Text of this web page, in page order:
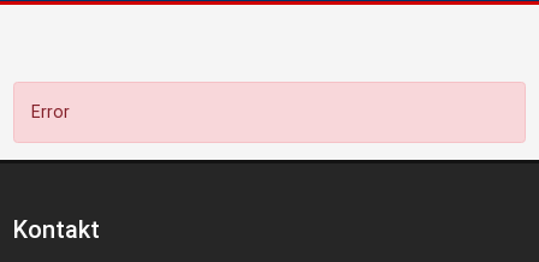
Error
Kontakt